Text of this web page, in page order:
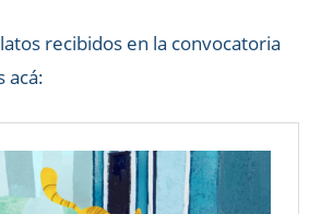
recibidos en la convocatoria
acá: